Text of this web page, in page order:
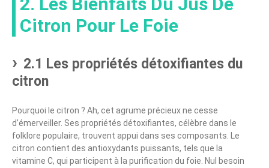
Citron Pour Le Foie
2.1 Les propriétés détoxifiantes du
citron
Pourquoi le citron ? Ah, cet agrume précieux ne cesse
d’émerveiller. Ses propriétés détoxifiantes, célèbre dans le
folklore populaire, trouvent appui dans ses composants. Le
citron contient des antioxydants puissants, tels que la
vitamine C, qui participent à la purification du foie. Nul besoin